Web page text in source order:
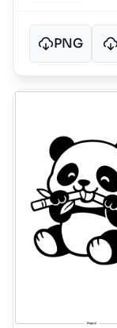
PNG